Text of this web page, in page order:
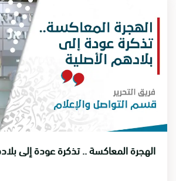
الهجرة المعاكسة .. تذكرة عودة إلى